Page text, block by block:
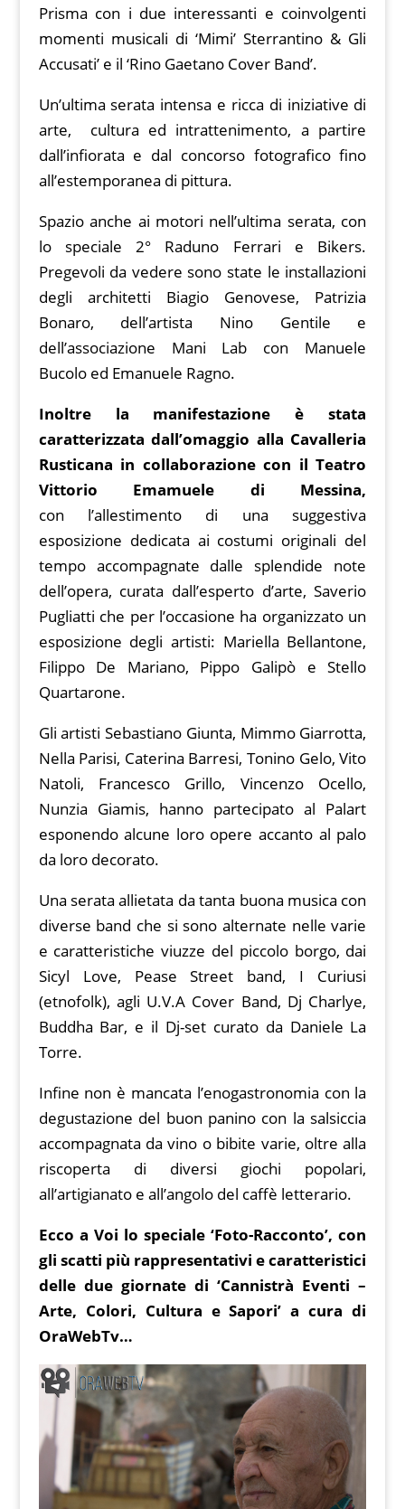
Prisma con i due interessanti e coinvolgenti
momenti musicali di ‘Mimi’ Sterrantino & Gli
Accusati’ e il ‘Rino Gaetano Cover Band’.
Un’ultima serata intensa e ricca di iniziative di
arte, cultura ed intrattenimento, a partire
dall’infiorata e dal concorso fotografico fino
all’estemporanea di pittura.
Spazio anche ai motori nell’ultima serata, con
lo speciale 2° Raduno Ferrari e Bikers.
Pregevoli da vedere sono state le installazioni
degli architetti Biagio Genovese, Patrizia
Bonaro, dell’artista Nino Gentile e
dell’associazione Mani Lab con Manuele
Bucolo ed Emanuele Ragno.
Inoltre la manifestazione è stata
caratterizzata dall’omaggio alla Cavalleria
Rusticana in collaborazione con il Teatro
Vittorio Emamuele di Messina,
con l’allestimento di una suggestiva
esposizione dedicata ai costumi originali del
tempo accompagnate dalle splendide note
dell’opera, curata dall’esperto d’arte, Saverio
Pugliatti che per l’occasione ha organizzato un
esposizione degli artisti: Mariella Bellantone,
Filippo De Mariano, Pippo Galipò e Stello
Quartarone.
Gli artisti Sebastiano Giunta, Mimmo Giarrotta,
Nella Parisi, Caterina Barresi, Tonino Gelo, Vito
Natoli, Francesco Grillo, Vincenzo Ocello,
Nunzia Giamis, hanno partecipato al Palart
esponendo alcune loro opere accanto al palo
da loro decorato.
Una serata allietata da tanta buona musica con
diverse band che si sono alternate nelle varie
e caratteristiche viuzze del piccolo borgo, dai
Sicyl Love, Pease Street band, I Curiusi
(etnofolk), agli U.V.A Cover Band, Dj Charlye,
Buddha Bar, e il Dj-set curato da Daniele La
Torre.
Infine non è mancata l’enogastronomia con la
degustazione del buon panino con la salsiccia
accompagnata da vino o bibite varie, oltre alla
riscoperta di diversi giochi popolari,
all’artigianato e all’angolo del caffè letterario.
Ecco a Voi lo speciale ‘Foto-Racconto’, con
gli scatti più rappresentativi e caratteristici
delle due giornate di ‘Cannistrà Eventi –
Arte, Colori, Cultura e Sapori’ a cura di
OraWebTv…